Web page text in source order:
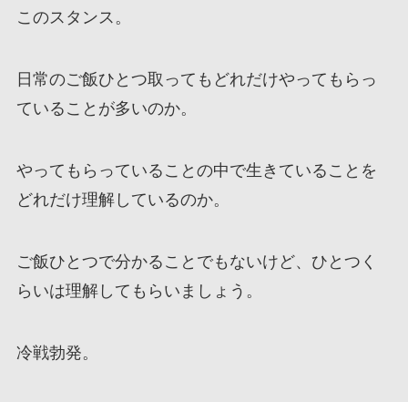
このスタンス。
日常のご飯ひとつ取ってもどれだけやってもらっ
ていることが多いのか。
やってもらっていることの中で生きていることを
どれだけ理解しているのか。
ご飯ひとつで分かることでもないけど、ひとつく
らいは理解してもらいましょう。
冷戦勃発。